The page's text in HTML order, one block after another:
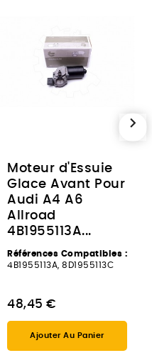
Moteur d'Essuie
Glace Avant Pour
Audi A4 A6
Allroad
4B1955113A...
Références Compatibles :
4B1955113A, 8D1955113C
48,45 €
Ajouter Au Panier
chevron_right